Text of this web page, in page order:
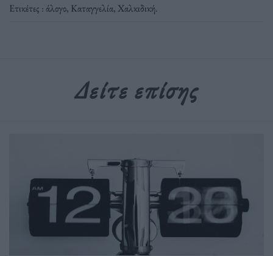
Ετικέτες :άλογο, Καταγγελία,Χαλκιδική.
Δείτε επίσης